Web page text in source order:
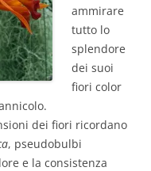
ammirare
tutto lo
splendore
dei suoi
fiori color
dei fiori ricordano
, pseudobulbi
e la consistenza